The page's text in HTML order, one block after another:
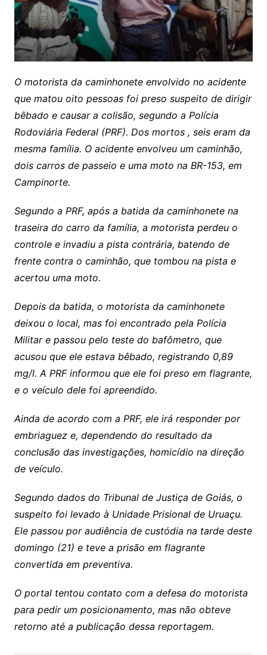
O motorista da caminhonete envolvido no acidente
que matou oito pessoas foi preso suspeito de dirigir
bêbado e causar a colisão, segundo a Polícia
Rodoviária Federal (PRF). Dos mortos , seis eram da
mesma família. O acidente envolveu um caminhão,
dois carros de passeio e uma moto na BR-153, em
Campinorte.
Segundo a PRF, após a batida da caminhonete na
traseira do carro da família, a motorista perdeu o
controle e invadiu a pista contrária, batendo de
frente contra o caminhão, que tombou na pista e
acertou uma moto.
Depois da batida, o motorista da caminhonete
deixou o local, mas foi encontrado pela Polícia
Militar e passou pelo teste do bafômetro, que
acusou que ele estava bêbado, registrando 0,89
mg/l. A PRF informou que ele foi preso em flagrante,
e o veículo dele foi apreendido.
Ainda de acordo com a PRF, ele irá responder por
embriaguez e, dependendo do resultado da
conclusão das investigações, homicídio na direção
de veículo.
Segundo dados do Tribunal de Justiça de Goiás, o
suspeito foi levado à Unidade Prisional de Uruaçu.
Ele passou por audiência de custódia na tarde deste
domingo (21) e teve a prisão em flagrante
convertida em preventiva.
O portal tentou contato com a defesa do motorista
para pedir um posicionamento, mas não obteve
retorno até a publicação dessa reportagem.